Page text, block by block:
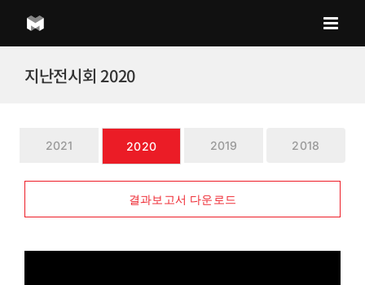
content
지난전시회 2020
2021 2020 2019 2018
결과보고서 다운로드